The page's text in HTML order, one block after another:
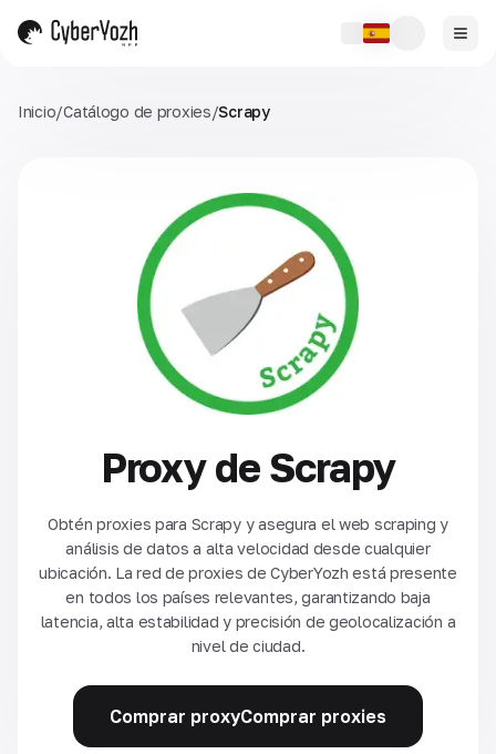
Inicio/Catálogo de proxies/Scrapy
Proxy de Scrapy
Obtén proxies para Scrapy y asegura el web scraping y
análisis de datos a alta velocidad desde cualquier
ubicación. La red de proxies de CyberYozh está presente
en todos los países relevantes, garantizando baja
latencia, alta estabilidad y precisión de geolocalización a
nivel de ciudad.
Comprar proxyComprar proxies